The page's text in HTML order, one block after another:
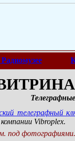
телеграфный
Vibroplex.
под